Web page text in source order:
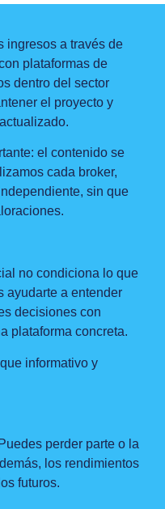
ingresos a través de
plataformas de
dentro del sector
el proyecto y
el contenido se
cada broker,
sin que
no condiciona lo que
ayudarte a entender
decisiones con
plataforma concreta.
informativo y
perder parte o la
los rendimientos
futuros.